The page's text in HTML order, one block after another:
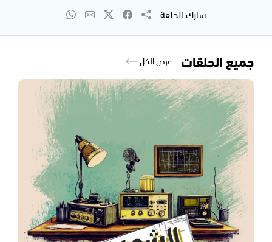
شارك الحلقة
جميع الحلقات عرض الكل